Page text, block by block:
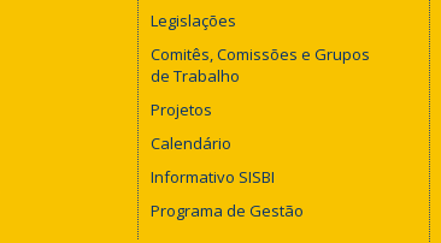
Legislações
Comitês, Comissões e Grupos
de Trabalho
Projetos
Calendário
Informativo SISBI
Programa de Gestão